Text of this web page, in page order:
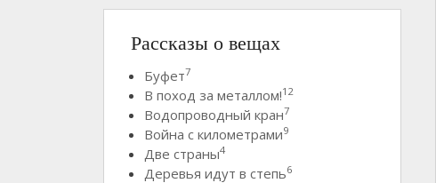
Рассказы о вещах
Буфет7
В поход за металлом!12
Водопроводный кран7
Война с километрами9
Две страны4
Деревья идут в степь6